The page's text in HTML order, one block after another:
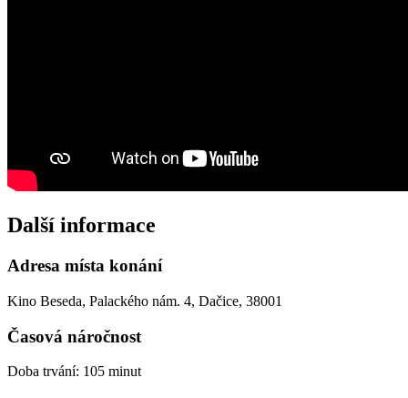
Další informace
Adresa místa konání
Kino Beseda, Palackého nám. 4, Dačice, 38001
Časová náročnost
Doba trvání: 105 minut